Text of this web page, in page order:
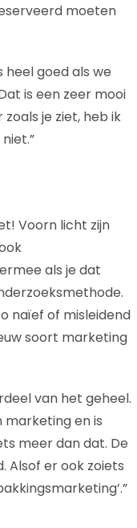
moeten
heel goed als we
is een zeer mooi
je ziet, heb ik
Voorn licht zijn
als je dat
naïef of misleidend
soort marketing
van het geheel.
en is
meer dan dat. De
Alsof er ook zoiets